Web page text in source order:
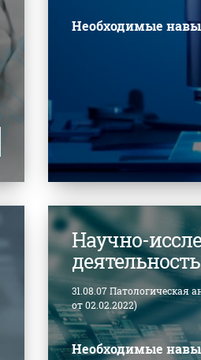
Необходимые
Научно-
деятельность
31.08.07
от 02.02.2022)
Необходимые